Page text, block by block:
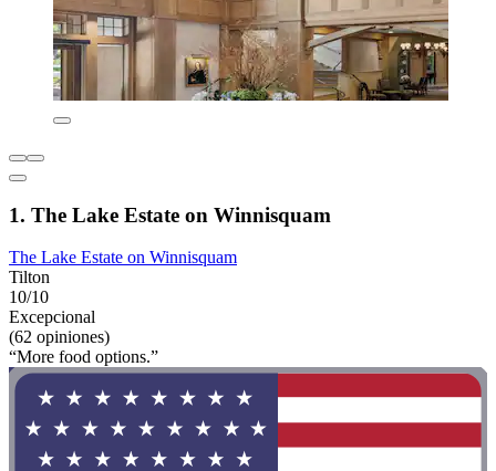
1. The Lake Estate on Winnisquam
The Lake Estate on Winnisquam
Tilton
10/10
Excepcional
(62 opiniones)
“More food options.”